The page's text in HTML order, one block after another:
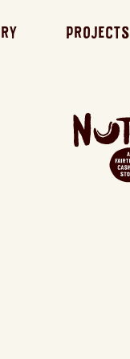
Projects